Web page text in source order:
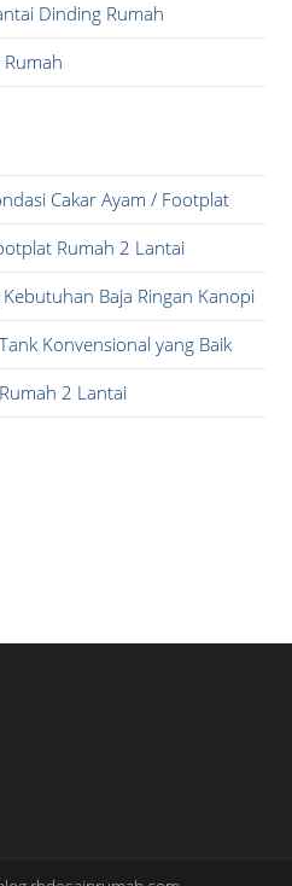
Dinding Rumah
Cakar Ayam / Footplat
Rumah 2 Lantai
Baja Ringan Kanopi
Konvensional yang Baik
2 Lantai